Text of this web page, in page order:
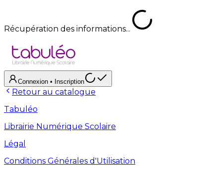
Récupération des informations...
Connexion • Inscription
Retour au catalogue
Tabuléo
Librairie Numérique Scolaire
Légal
Conditions Générales d'Utilisation